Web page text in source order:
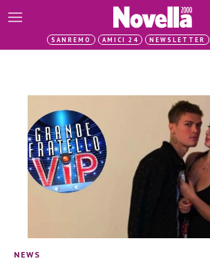
SANREMO AMICI 24 NEWSLETTER
NEWS